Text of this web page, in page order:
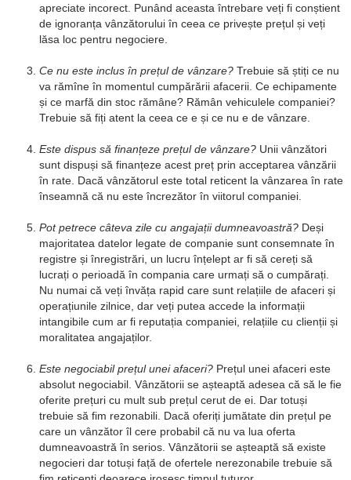
apreciate incorect. Punând aceasta întrebare veți fi conștient
de ignoranța vânzătorului în ceea ce privește prețul și veți
lăsa loc pentru negociere.
Ce nu este inclus în prețul de vânzare? Trebuie să știți ce nu
va rămîne în momentul cumpărării afacerii. Ce echipamente
și ce marfă din stoc rămâne? Rămân vehiculele companiei?
Trebuie să fiți atent la ceea ce e și ce nu e de vânzare.
Este dispus să finanțeze prețul de vânzare? Unii vânzători
sunt dispuși să finanțeze acest preț prin acceptarea vânzării
în rate. Dacă vânzătorul este total reticent la vânzarea în rate
înseamnă că nu este încrezător în viitorul companiei.
Pot petrece câteva zile cu angajații dumneavoastră? Deși
majoritatea datelor legate de companie sunt consemnate în
registre și înregistrări, un lucru înțelept ar fi să cereți să
lucrați o perioadă în compania care urmați să o cumpărați.
Nu numai că veți învăța rapid care sunt relațiile de afaceri și
operațiunile zilnice, dar veți putea accede la informații
intangibile cum ar fi reputația companiei, relațiile cu clienții și
moralitatea angajaților.
Este negociabil prețul unei afaceri? Prețul unei afaceri este
absolut negociabil. Vânzătorii se așteaptă adesea că să le fie
oferite prețuri cu mult sub prețul cerut de ei. Dar totuși
trebuie să fim rezonabili. Dacă oferiți jumătate din prețul pe
care un vânzător îl cere probabil că nu va lua oferta
dumneavoastră în serios. Vânzătorii se așteaptă să existe
negocieri dar totuși față de ofertele nerezonabile trebuie să